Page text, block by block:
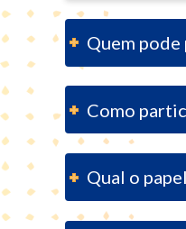
Quem
Como
Qual o